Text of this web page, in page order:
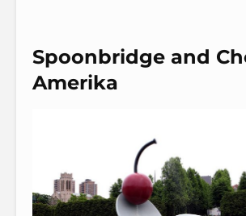
Spoonbridge and
Amerika